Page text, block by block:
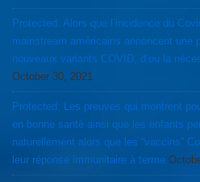
Protected: Alors que l’incidence du
mainstream américains annoncent une
nouveaux variants COVID, d’ou la
October 30, 2021
Protected: Les preuves qui montrent
en bonne santé ainsi que les enfants
naturellement alors que les “vaccins”
leur réponse immunitaire à terme